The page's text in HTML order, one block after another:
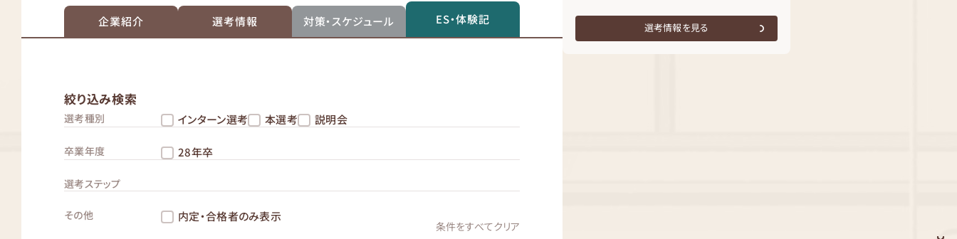
企業紹介 選考情報 対策・スケジュール ES・体験記
絞り込み検索
選考種別 インターン選考 本選考 説明会
卒業年度 28年卒
選考ステップ
その他 内定・合格者のみ表示
条件をすべてクリア
選考情報を見る